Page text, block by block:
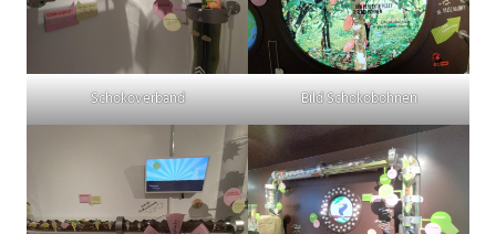
Schokoverband Bild Schokobohnen